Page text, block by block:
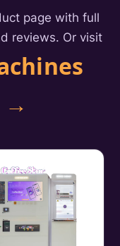
page with full
reviews. Or visit
→